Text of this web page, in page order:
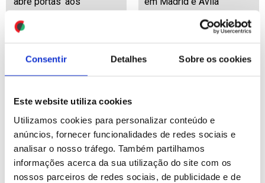
Consentir Detalhes Sobre os cookies
Este website utiliza cookies
Utilizamos cookies para personalizar conteúdo e
anúncios, fornecer funcionalidades de redes sociais e
analisar o nosso tráfego. Também partilhamos
informações acerca da sua utilização do site com os
nossos parceiros de redes sociais, de publicidade e de
Incêndios: Fogos no sul
da Turquia ameaçam
zonas turísticas
Antigo responsável da
gestão da pandemia de
covid-19 nos EUA recusa